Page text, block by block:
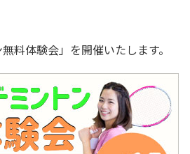
料体験会」を開催いたします。